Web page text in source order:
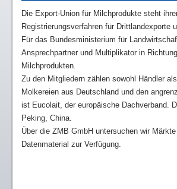
Die Export-Union für Milchprodukte steht
Registrierungsverfahren für Drittlandexporte
Für das Bundesministerium für
Ansprechpartner und Multiplikator in
Milchprodukten.
Zu den Mitgliedern zählen sowohl Händler
Molkereien aus Deutschland und den
ist Eucolait, der europäische Dachverband.
Peking, China.
Über die ZMB GmbH untersuchen wir
Datenmaterial zur Verfügung.